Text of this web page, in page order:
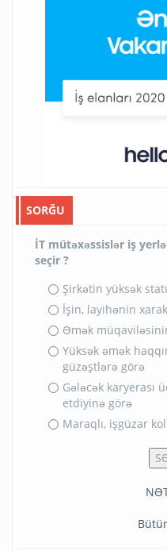
SORĞU
İT mütəxəssislər iş
seçir ?
Şirkətin yüksək
İşin, layihənin
Əmək
Yüksək əmək
güzəştlərə görə
Gələcək karyerası
etdiyinə görə
Maraqlı, işgüzar